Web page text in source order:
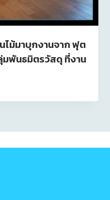
ม้มาบุกงานจาก ฟุต
พันธมิตรวัสดุ ที่งาน